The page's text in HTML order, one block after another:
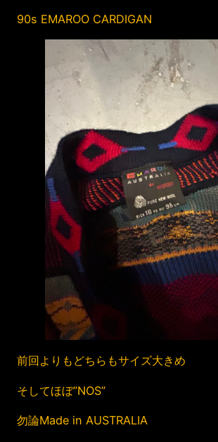
90s EMAROO CARDIGAN
前回よりもどちらもサイズ大きめ
そしてほぼ”NOS”
勿論Made in AUSTRALIA